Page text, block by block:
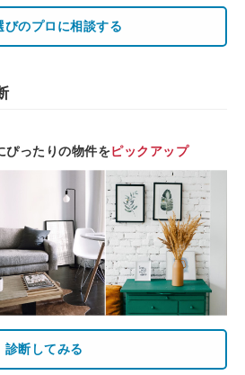
びのプロに相談する
ぴったりの物件をピックアップ
診断してみる